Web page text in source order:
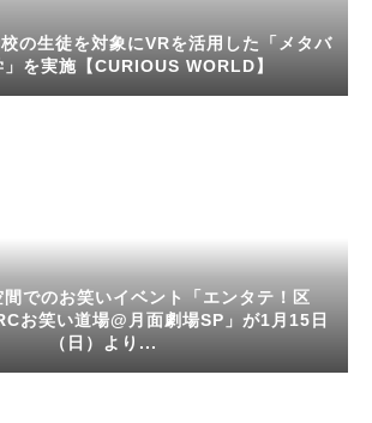
の生徒を対象にVRを活用した「メタバ
」を実施【CURIOUS WORLD】
間でのお笑いイベント「エンタテ！区
お笑い道場@月面劇場SP」が1月15日
（日）より...